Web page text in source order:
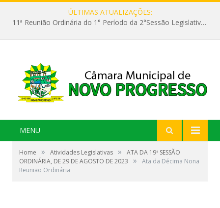
ÚLTIMAS ATUALIZAÇÕES:
11ª Reunião Ordinária do 1° Período da 2°Sessão Legislativa da 9ª Legislatura do Poder Legislativo
MENU
Home » Atividades Legislativas »
ATA DA 19ª SESSÃO
ORDINÁRIA, DE 29 DE AGOSTO DE 2023
»
Ata da Décima Nona
Reunião Ordinária